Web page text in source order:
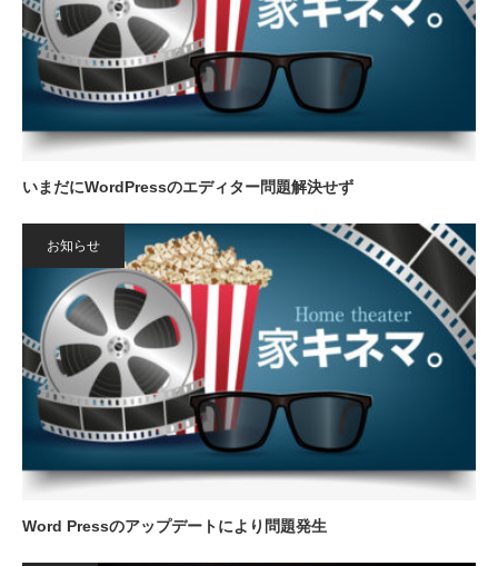
いまだにWordPressのエディター問題解決せず
お知らせ
Word Pressのアップデートにより問題発生